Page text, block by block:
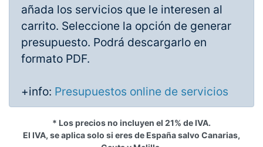
añada los servicios que le interesen al
carrito. Seleccione la opción de generar
presupuesto. Podrá descargarlo en
formato PDF.
+info: Presupuestos online de servicios
* Los precios no incluyen el 21% de IVA.
El IVA, se aplica solo si eres de España salvo Canarias,